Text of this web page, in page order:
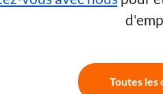
Toutes les